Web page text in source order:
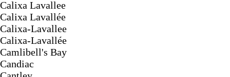
Calixa Lavallee
Calixa Lavallée
Calixa-Lavallee
Calixa-Lavallée
Camlibell's Bay
Candiac